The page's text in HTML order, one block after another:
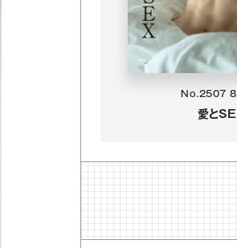
No.2507 8
愛と